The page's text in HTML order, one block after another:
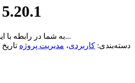
iThoughtsX به شما در رابطه با ایده ها و نظریه...
دسته‌بندی: کاربردی، مدیریت پروژه تاریخ